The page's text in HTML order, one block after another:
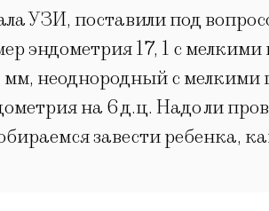
УЗИ, поставили под
эндометрия 17, 1 с
неоднородный с мелкими
на 6 д.ц. Надо ли
завести ребенка,